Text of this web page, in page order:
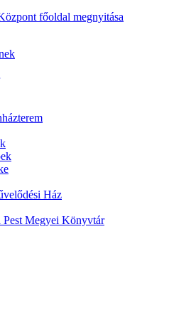
Ház
Pest Megyei Könyvtár